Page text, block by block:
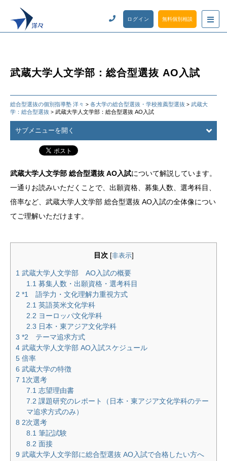
ログイン 無料個別相談
武蔵大学人文学部：総合型選抜 AO入試
総合型選抜の個別指導塾 洋々 > 各大学の総合型選抜・学校推薦型選抜 > 武蔵大
学：総合型選抜 > 武蔵大学人文学部：総合型選抜 AO入試
サブメニューを開く
武蔵大学人文学部 総合型選抜 AO入試について解説しています。
一通りお読みいただくことで、出願資格、募集人数、選考科目、
倍率など、武蔵大学人文学部 総合型選抜 AO入試の全体像につい
てご理解いただけます。
目次 非表示]
1 武蔵大学人文学部 AO入試の概要
1.1 募集人数・出願資格・選考科目
2 *1 語学力・文化理解力重視方式
2.1 英語英米文化学科
2.2 ヨーロッパ文化学科
2.3 日本・東アジア文化学科
3 *2 テーマ追求方式
4 武蔵大学人文学部 AO入試スケジュール
5 倍率
6 武蔵大学の特徴
7 1次選考
7.1 志望理由書
7.2 課題研究のレポート（日本・東アジア文化学科のテー
マ追求方式のみ）
8 2次選考
8.1 筆記試験
8.2 面接
9 武蔵大学人文学部に総合型選抜 AO入試で合格したい方へ